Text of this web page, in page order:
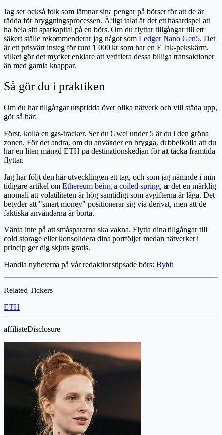
Jag ser också folk som lämnar sina pengar på börser för att de är
rädda för bryggningsprocessen. Ärligt talat är det ett hasardspel att
ha hela sitt sparkapital på en börs. Om du flyttar tillgångar till ett
säkert ställe rekommenderar jag något som Ledger Nano Gen5. Det
är ett prisvärt insteg för runt 1 000 kr som har en E Ink-pekskärm,
vilket gör det mycket enklare att verifiera dessa billiga transaktioner
än med gamla knappar.
Så gör du i praktiken
Om du har tillgångar utspridda över olika nätverk och vill städa upp,
gör så här:
Först, kolla en gas-tracker. Ser du Gwei under 5 är du i den gröna
zonen. För det andra, om du använder en brygga, dubbelkolla att du
har en liten mängd ETH på destinationskedjan för att täcka framtida
flyttar.
Jag har följt den här utvecklingen ett tag, och som jag nämnde i min
tidigare artikel om Ethereum being a coiled spring, är det en märklig
anomali att volatiliteten är hög samtidigt som avgifterna är låga. Det
betyder att "smart money" positionerar sig via derivat, men att de
faktiska användarna är borta.
Vänta inte på att småspararna ska vakna. Flytta dina tillgångar till
cold storage eller konsolidera dina portföljer medan nätverket i
princip ger dig skjuts gratis.
Handla nyheterna på vår redaktionstipsade börs: Bybit
Related Tickers
ETH
affiliateDisclosure